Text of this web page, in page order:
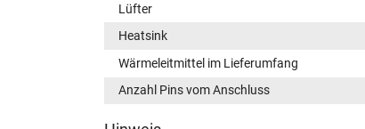
Lüfter
Heatsink
Wärmeleitmittel im Lieferumfang
Anzahl Pins vom Anschluss